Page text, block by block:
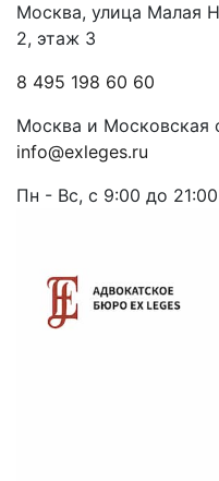
Москва, улица Малая
2, этаж 3
8 495 198 60 60
Москва и Московская
info@exleges.ru
Пн - Вс, с 9:00 до 21:00